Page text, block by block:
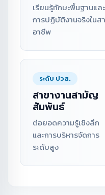
เรียนรู้ทักษะพื้นฐานและ
การปฏิบัติงานจริงในส
อาชีพ
ระดับ ปวส.
สาขางานสามัญ
สัมพันธ์
ต่อยอดความรู้เชิงลึก
และการบริหารจัดการ
ระดับสูง